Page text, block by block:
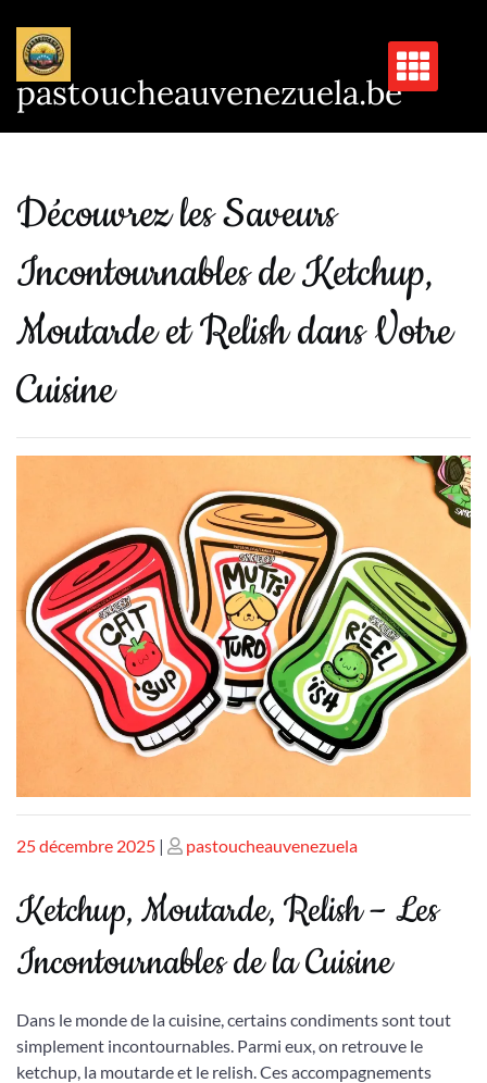
contenu
pastoucheauvenezuela.be
Découvrez les Saveurs
Incontournables de Ketchup,
Moutarde et Relish dans Votre
Cuisine
Publié
25 décembre 2025 | Publié
pastoucheauvenezuela
Ketchup, Moutarde, Relish – Les
Incontournables de la Cuisine
Dans le monde de la cuisine, certains condiments sont tout
simplement incontournables. Parmi eux, on retrouve le
ketchup, la moutarde et le relish. Ces accompagnements